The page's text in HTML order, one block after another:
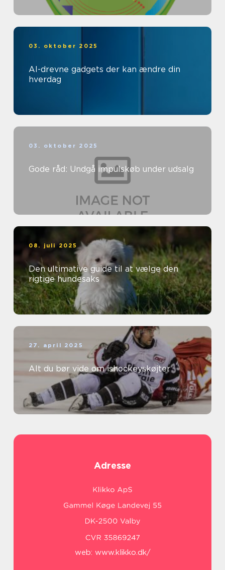
03. oktober 2025
AI-drevne gadgets der kan ændre din
hverdag
03. oktober 2025
Gode råd: Undgå impulskøb under udsalg
08. juli 2025
Den ultimative guide til at vælge den
rigtige hundesaks
27. april 2025
Alt du bør vide om ishockeyskøjter
Adresse
web: www.klikko.dk/